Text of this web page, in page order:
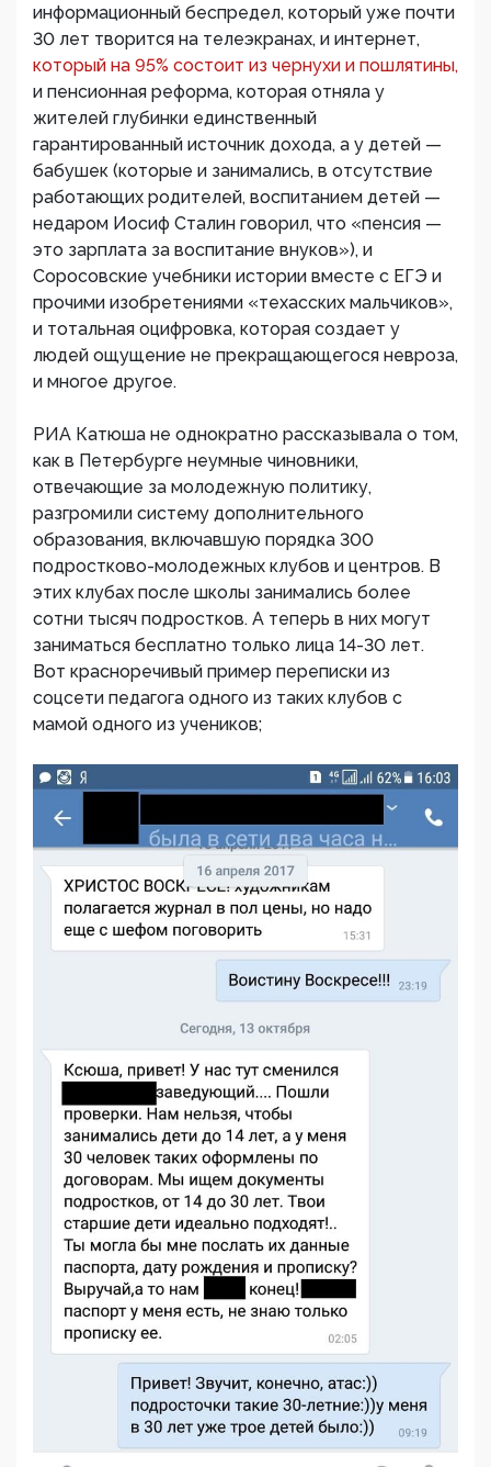
информационный беспредел, который уже почти
30 лет творится на телеэкранах, и интернет,
который на 95% состоит из чернухи и пошлятины,
и пенсионная реформа, которая отняла у
жителей глубинки единственный
гарантированный источник дохода, а у детей —
бабушек (которые и занимались, в отсутствие
работающих родителей, воспитанием детей —
недаром Иосиф Сталин говорил, что «пенсия —
это зарплата за воспитание внуков»), и
Соросовские учебники истории вместе с ЕГЭ и
прочими изобретениями «техасских мальчиков»,
и тотальная оцифровка, которая создает у
людей ощущение не прекращающегося невроза,
и многое другое.
РИА Катюша не однократно рассказывала о том,
как в Петербурге неумные чиновники,
отвечающие за молодежную политику,
разгромили систему дополнительного
образования, включавшую порядка 300
подростково-молодежных клубов и центров. В
этих клубах после школы занимались более
сотни тысяч подростков. А теперь в них могут
заниматься бесплатно только лица 14-30 лет.
Вот красноречивый пример переписки из
соцсети педагога одного из таких клубов с
мамой одного из учеников;